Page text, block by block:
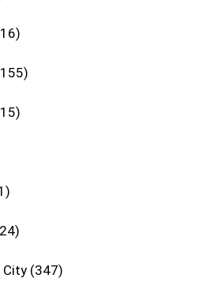
16
155
City 347